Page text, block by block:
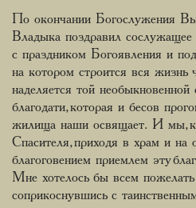
По окончании Богослужения
Владыка поздравил
с праздником Богоявления и
на котором строится вся жизнь
наделяется той
благодати, которая и бесов
жилища наши освящает. И мы,
Спасителя, приходя в храм и на
благоговением приемлем эту
Мне хотелось бы всем
соприкоснувшись с